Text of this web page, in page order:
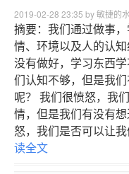
2019-02-28 23:35 by 敏捷的
摘要：我们通过做事
情、环境以及人的认
没有做好，学习东西
们认知不够，但是我
呢？ 我们很愤怒，我
情，但是我们有没有
怒，我们是否可以让
读全文